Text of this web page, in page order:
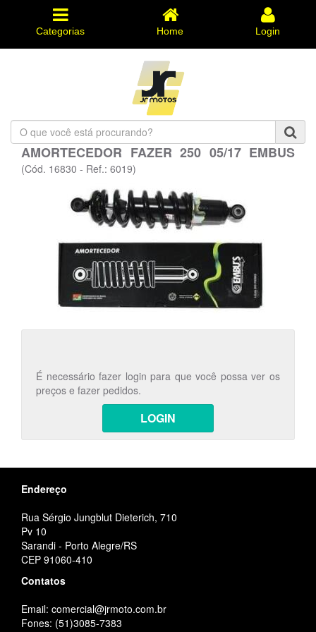
Categorias Home Login
O
que
você
está
AMORTECEDOR FAZER 250 05/17 EMBUS
(Cód. 16830 - Ref.: 6019)
É necessário fazer login para que você possa ver os
preços e fazer pedidos.
LOGIN
Endereço
Rua Sérgio Jungblut Dieterich, 710
Pv 10
Sarandi - Porto Alegre/RS
CEP 91060-410
Contatos
Email: comercial@jrmoto.com.br
Fones: (51)3085-7383